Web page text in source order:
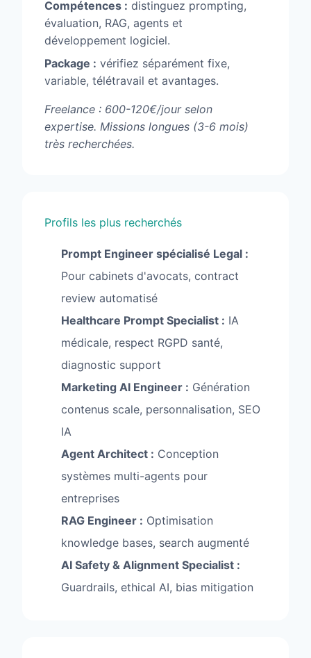
Compétences : distinguez prompting,
évaluation, RAG, agents et
développement logiciel.
Package : vérifiez séparément fixe,
variable, télétravail et avantages.
Freelance : 600-120€/jour selon
expertise. Missions longues (3-6 mois)
très recherchées.
Profils les plus recherchés
Prompt Engineer spécialisé Legal :
Pour cabinets d'avocats, contract
review automatisé
Healthcare Prompt Specialist : IA
médicale, respect RGPD santé,
diagnostic support
Marketing AI Engineer : Génération
contenus scale, personnalisation, SEO
IA
Agent Architect : Conception
systèmes multi-agents pour
entreprises
RAG Engineer : Optimisation
knowledge bases, search augmenté
AI Safety & Alignment Specialist :
Guardrails, ethical AI, bias mitigation